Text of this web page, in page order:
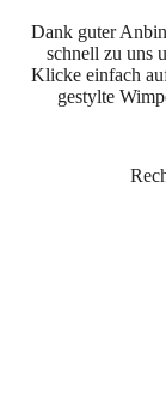
Dank guter
schnell zu uns
Klicke einfach
gestylte